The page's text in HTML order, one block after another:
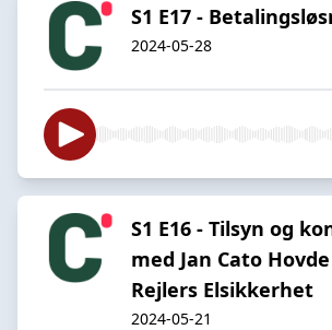
S1 E17 -
2024-05-28
S1 E16 - Tilsyn og
med Jan Cato
Rejlers Elsikkerhet
2024-05-21